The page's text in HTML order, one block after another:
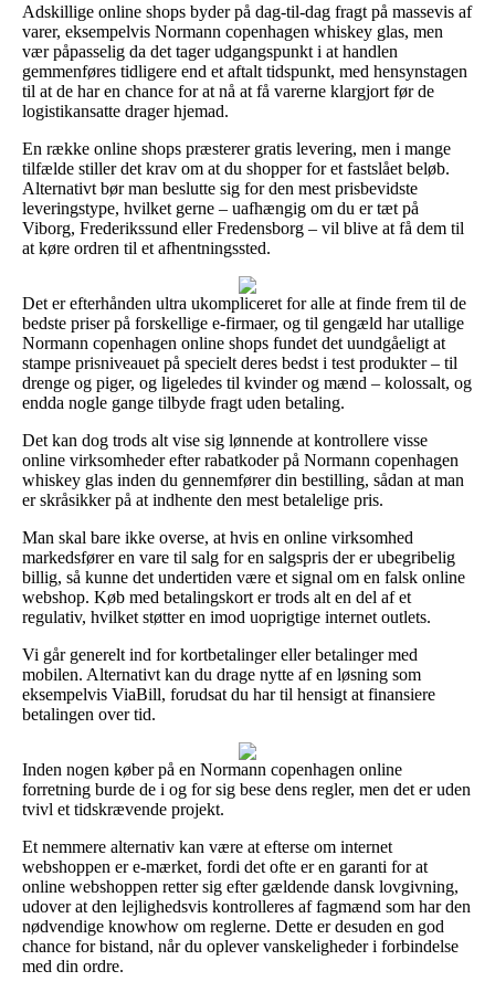
Adskillige online shops byder på dag-til-dag fragt på massevis af
varer, eksempelvis Normann copenhagen whiskey glas, men
vær påpasselig da det tager udgangspunkt i at handlen
gemmenføres tidligere end et aftalt tidspunkt, med hensynstagen
til at de har en chance for at nå at få varerne klargjort før de
logistikansatte drager hjemad.
En række online shops præsterer gratis levering, men i mange
tilfælde stiller det krav om at du shopper for et fastslået beløb.
Alternativt bør man beslutte sig for den mest prisbevidste
leveringstype, hvilket gerne – uafhængig om du er tæt på
Viborg, Frederikssund eller Fredensborg – vil blive at få dem til
at køre ordren til et afhentningssted.
Det er efterhånden ultra ukompliceret for alle at finde frem til de
bedste priser på forskellige e-firmaer, og til gengæld har utallige
Normann copenhagen online shops fundet det uundgåeligt at
stampe prisniveauet på specielt deres bedst i test produkter – til
drenge og piger, og ligeledes til kvinder og mænd – kolossalt, og
endda nogle gange tilbyde fragt uden betaling.
Det kan dog trods alt vise sig lønnende at kontrollere visse
online virksomheder efter rabatkoder på Normann copenhagen
whiskey glas inden du gennemfører din bestilling, sådan at man
er skråsikker på at indhente den mest betalelige pris.
Man skal bare ikke overse, at hvis en online virksomhed
markedsfører en vare til salg for en salgspris der er ubegribelig
billig, så kunne det undertiden være et signal om en falsk online
webshop. Køb med betalingskort er trods alt en del af et
regulativ, hvilket støtter en imod uoprigtige internet outlets.
Vi går generelt ind for kortbetalinger eller betalinger med
mobilen. Alternativt kan du drage nytte af en løsning som
eksempelvis ViaBill, forudsat du har til hensigt at finansiere
betalingen over tid.
Inden nogen køber på en Normann copenhagen online
forretning burde de i og for sig bese dens regler, men det er uden
tvivl et tidskrævende projekt.
Et nemmere alternativ kan være at efterse om internet
webshoppen er e-mærket, fordi det ofte er en garanti for at
online webshoppen retter sig efter gældende dansk lovgivning,
udover at den lejlighedsvis kontrolleres af fagmænd som har den
nødvendige knowhow om reglerne. Dette er desuden en god
chance for bistand, når du oplever vanskeligheder i forbindelse
med din ordre.